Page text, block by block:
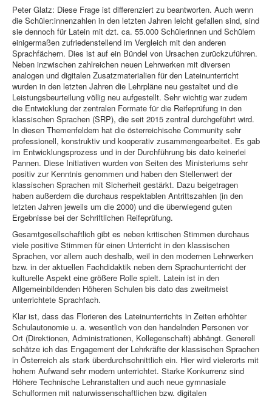
Peter Glatz: Diese Frage ist differenziert zu beantworten. Auch wenn
die Schüler:innenzahlen in den letzten Jahren leicht gefallen sind, sind
sie dennoch für Latein mit dzt. ca. 55.000 Schülerinnen und Schülern
einigermaßen zufriedenstellend im Vergleich mit den anderen
Sprachfächern. Dies ist auf ein Bündel von Ursachen zurückzuführen.
Neben inzwischen zahlreichen neuen Lehrwerken mit diversen
analogen und digitalen Zusatzmaterialien für den Lateinunterricht
wurden in den letzten Jahren die Lehrpläne neu gestaltet und die
Leistungsbeurteilung völlig neu aufgestellt. Sehr wichtig war zudem
die Entwicklung der zentralen Formate für die Reifeprüfung in den
klassischen Sprachen (SRP), die seit 2015 zentral durchgeführt wird.
In diesen Themenfeldern hat die österreichische Community sehr
professionell, konstruktiv und kooperativ zusammengearbeitet. Es gab
im Entwicklungsprozess und in der Durchführung bis dato keinerlei
Pannen. Diese Initiativen wurden von Seiten des Ministeriums sehr
positiv zur Kenntnis genommen und haben den Stellenwert der
klassischen Sprachen mit Sicherheit gestärkt. Dazu beigetragen
haben außerdem die durchaus respektablen Antrittszahlen (in den
letzten Jahren jeweils um die 2000) und die überwiegend guten
Ergebnisse bei der Schriftlichen Reifeprüfung.
Gesamtgesellschaftlich gibt es neben kritischen Stimmen durchaus
viele positive Stimmen für einen Unterricht in den klassischen
Sprachen, vor allem auch deshalb, weil in den modernen Lehrwerken
bzw. in der aktuellen Fachdidaktik neben dem Sprachunterricht der
kulturelle Aspekt eine größere Rolle spielt. Latein ist in den
Allgemeinbildenden Höheren Schulen bis dato das zweitmeist
unterrichtete Sprachfach.
Klar ist, dass das Florieren des Lateinunterrichts in Zeiten erhöhter
Schulautonomie u. a. wesentlich von den handelnden Personen vor
Ort (Direktionen, Administrationen, Kollegenschaft) abhängt. Generell
schätze ich das Engagement der Lehrkräfte der klassischen Sprachen
in Österreich als stark überdurchschnittlich ein. Hier wird vielerorts mit
hohem Aufwand sehr modern unterrichtet. Starke Konkurrenz sind
Höhere Technische Lehranstalten und auch neue gymnasiale
Schulformen mit naturwissenschaftlichen bzw. digitalen